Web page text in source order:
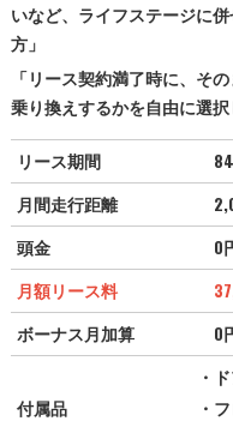
いなど、ライフステージに
方」
「リース契約満了時に、そ
乗り換えするかを自由に選択
リース期間
月間走行距離
頭金
0
月額リース料
ボーナス月加算
0
付属品
・
・